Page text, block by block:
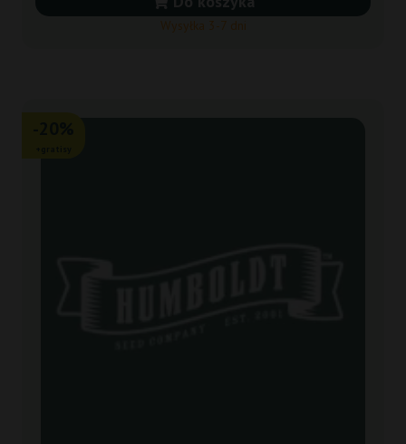
Wysyłka 3-7 dni